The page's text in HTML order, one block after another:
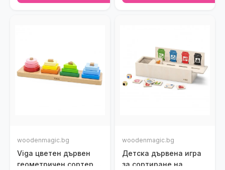
woodenmagic.bg
Viga цветен дървен
геометричен сортер -
woodenmagic.bg
Детска дървена игра
за сортиране на